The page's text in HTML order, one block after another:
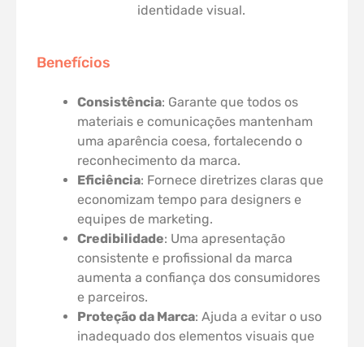
identidade visual.
Benefícios
Consistência: Garante que todos os
materiais e comunicações mantenham
uma aparência coesa, fortalecendo o
reconhecimento da marca.
Eficiência: Fornece diretrizes claras que
economizam tempo para designers e
equipes de marketing.
Credibilidade: Uma apresentação
consistente e profissional da marca
aumenta a confiança dos consumidores
e parceiros.
Proteção da Marca: Ajuda a evitar o uso
inadequado dos elementos visuais que